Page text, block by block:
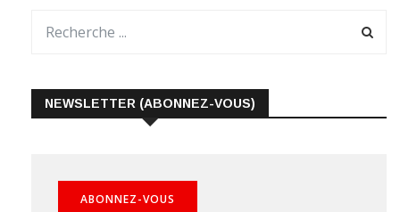
NEWSLETTER (ABONNEZ-VOUS)